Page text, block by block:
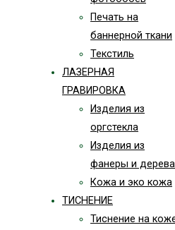
Печать на
баннерной ткани
Текстиль
ЛАЗЕРНАЯ
ГРАВИРОВКА
Изделия из
оргстекла
Изделия из
фанеры и дерева
Кожа и эко кожа
ТИСНЕНИЕ
Тиснение на